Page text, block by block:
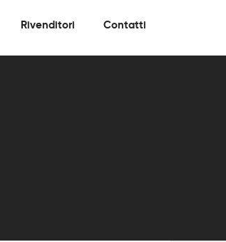
Rivenditori Contatti